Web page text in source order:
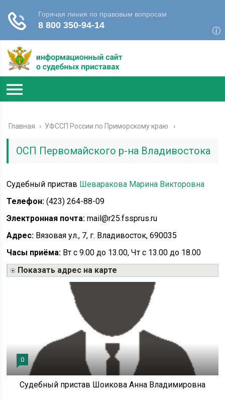
Главная › УФССП России по Приморскому краю
ОСП Первомайского р-на Владивостока
Судебный пристав Шеваракова Марина Викторовна
Телефон: (423) 264-88-09
Электронная почта: mail@r25.fssprus.ru
Адрес: Вязовая ул., 7, г. Владивосток, 690035
Часы приёма: Вт с 9.00 до 13.00, Чт с 13.00 до 18.00
Показать адрес на карте
0
Судебный пристав Шоикова Анна Владимировна